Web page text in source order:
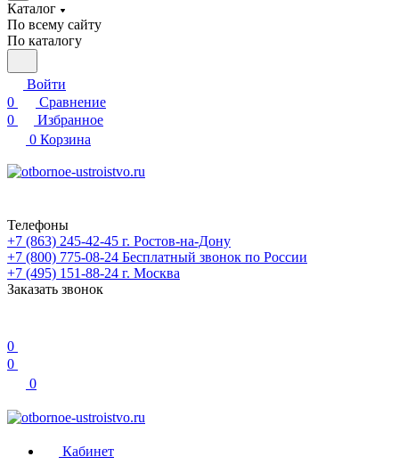
Каталог
По всему сайту
По каталогу
Войти
0
Сравнение
0
Избранное
0 Корзина
Телефоны
+7 (863) 245-42-45 г. Ростов-на-Дону
+7 (800) 775-08-24 Бесплатный звонок по России
+7 (495) 151-88-24 г. Москва
Заказать звонок
0
0
0
Кабинет